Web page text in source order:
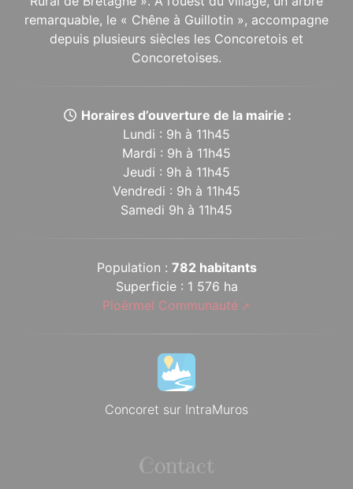
remarquable, le « Chêne à Guillotin », accompagne
depuis plusieurs siècles les Concoretois et
Concoretoises.
Horaires d’ouverture de la mairie :
Lundi : 9h à 11h45
Mardi : 9h à 11h45
Jeudi : 9h à 11h45
Vendredi : 9h à 11h45
Samedi 9h à 11h45
Population : 782 habitants
Superficie : 1 576 ha
Ploërmel Communauté
Concoret sur IntraMuros
Contact